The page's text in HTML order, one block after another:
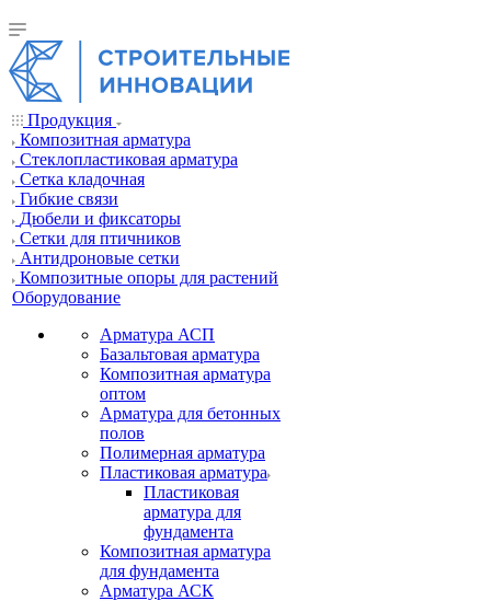
Продукция
Композитная арматура
Cтеклопластиковая арматура
Сетка кладочная
Гибкие связи
Дюбели и фиксаторы
Сетки для птичников
Антидроновые сетки
Композитные опоры для растений
Оборудование
Арматура АСП
Базальтовая арматура
Композитная арматура
оптом
Арматура для бетонных
полов
Полимерная арматура
Пластиковая арматура
Пластиковая
арматура для
фундамента
Композитная арматура
для фундамента
Арматура АСК